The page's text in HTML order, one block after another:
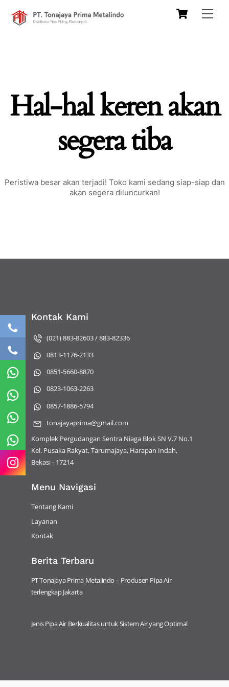
content
Cart
Hal-hal keren akan
segera tiba
Peristiwa besar akan terjadi! Toko kami sedang siap-siap dan
akan segera diluncurkan!
Kontak Kami
(021) 883-82603 / 883-82336
0813-1176-2133
0851-5660-8870
0823-1063-2263
0857-1886-5794
tonajayaprima@gmail.com
Komplek Pergudangan Sentra Niaga Blok SN V.7 No.1
Kel. Pusaka Rakyat, Tarumajaya, Harapan Indah,
Bekasi - 17214
Menu Navigasi
Tentang Kami
Layanan
Kontak
Berita Terbaru
PT Tonajaya Prima Metalindo – Produsen Pipa Air
terlengkap Jakarta
Jenis Pipa Air Berkualitas untuk Sistem Air yang Optimal